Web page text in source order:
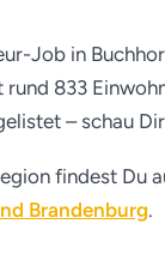
Job in
833
– schau
findest Du
Brandenburg.